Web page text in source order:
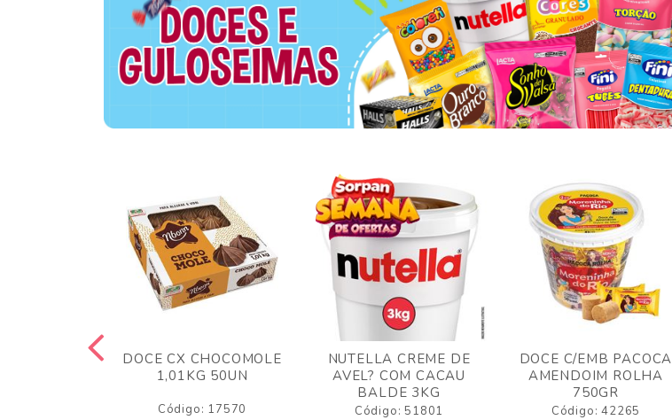
DOCE CX CHOCOMOLE
1,01KG 50UN
Código: 17570
NUTELLA CREME DE
AVEL? COM CACAU
BALDE 3KG
Código: 51801
DOCE C/EMB PACOCA
AMENDOIM ROLHA
750GR
Código: 42265